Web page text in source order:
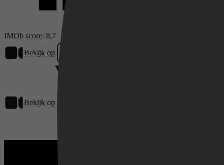
IMDb score: 8,7
Bekijk op
Bekijk op